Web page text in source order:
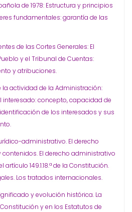
de 1978: Estructura y principios
fundamentales: garantía de las
de las Cortes Generales: El
y el Tribunal de Cuentas:
y atribuciones.
la actividad de la Administración:
interesado: concepto, capacidad de
de los interesados y sus
administrativo. El derecho
El derecho administrativo
149.1.18.ª de la Constitución.
Los tratados internacionales.
y evolución histórica. La
y en los Estatutos de